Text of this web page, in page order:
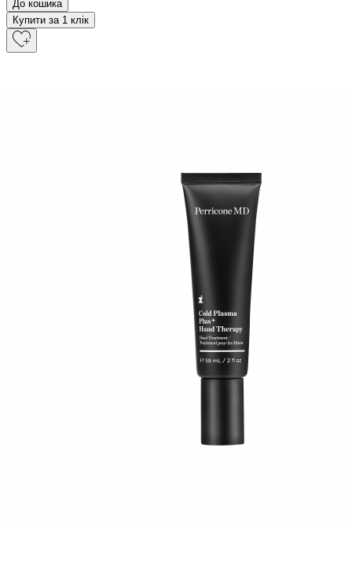
До кошика
Купити за 1 клiк